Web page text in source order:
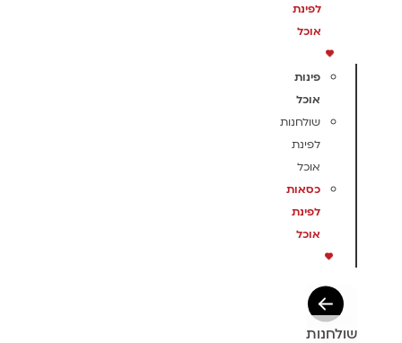
לפינת
אוכל
פינות
אוכל
שולחנות
לפינת
אוכל
כסאות
לפינת
אוכל
שולחנות